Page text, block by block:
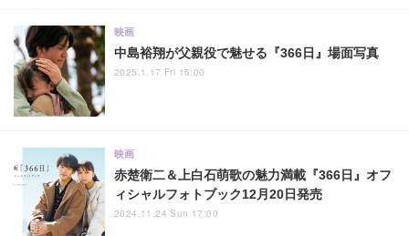
中島裕翔が父親役で魅せる『366日』場面写真
映画
2025.1.17 Fri 15:00
赤楚衛二＆上白石萌歌の魅力満載『366日』オフ
ィシャルフォトブック12月20日発売
映画
2024.11.24 Sun 17:00